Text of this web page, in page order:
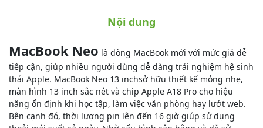
Nội dung
MacBook Neo là dòng MacBook mới với mức giá dễ
tiếp cận, giúp nhiều người dùng dễ dàng trải nghiệm hệ sinh
thái Apple. MacBook Neo 13 inchsở hữu thiết kế mỏng nhẹ,
màn hình 13 inch sắc nét và chip Apple A18 Pro cho hiệu
năng ổn định khi học tập, làm việc văn phòng hay lướt web.
Bên cạnh đó, thời lượng pin lên đến 16 giờ giúp sử dụng